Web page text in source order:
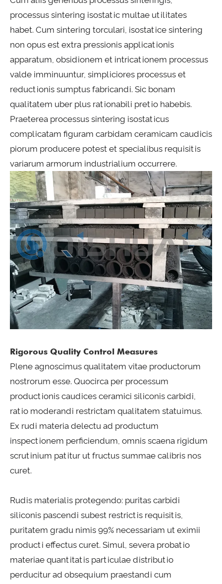
processus sintering isostatic multae utilitates
habet. Cum sintering torculari, isostatice sintering
non opus est extra pressionis applicationis
apparatum, obsidionem et intricationem processus
valde imminuuntur, simpliciores processus et
reductionis sumptus fabricandi. Sic bonam
qualitatem uber plus rationabili pretio habebis.
Praeterea processus sintering isostaticus
complicatam figuram carbidam ceramicam caudicis
piorum producere potest et specialibus requisitis
variarum armorum industrialium occurrere.
Rigorous Quality Control Measures
Plene agnoscimus qualitatem vitae productorum
nostrorum esse. Quocirca per processum
productionis caudices ceramici siliconis carbidi,
ratio moderandi restrictam qualitatem statuimus.
Ex rudi materia delectu ad productum
inspectionem perficiendum, omnis scaena rigidum
scrutinium patitur ut fructus summae calibris nos
curet.
Rudis materialis protegendo: puritas carbidi
siliconis pascendi subest restrictis requisitis,
puritatem gradu nimis 99% necessariam ut eximii
producti effectus curet. Simul, severa probatio
materiae quantitatis particulae distributio
perducitur ad obsequium praestandi cum